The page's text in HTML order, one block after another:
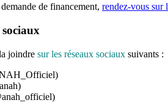
de financement, rendez-vous sur
joindre sur les réseaux sociaux suivants :